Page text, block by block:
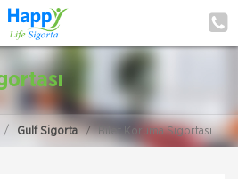
Gulf Sigorta Bilet Koruma Sigortası